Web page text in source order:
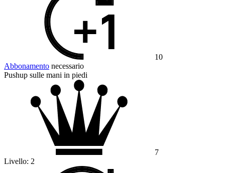
10
Abbonamento necessario
Pushup sulle mani in piedi
7
Livello: 2